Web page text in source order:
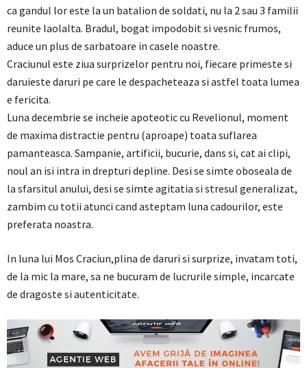
ca gandul lor este la un batalion de soldati, nu la 2 sau 3 familii
reunite laolalta. Bradul, bogat impodobit si vesnic frumos,
aduce un plus de sarbatoare in casele noastre.
Craciunul este ziua surprizelor pentru noi, fiecare primeste si
daruieste daruri pe care le despacheteaza si astfel toata lumea
e fericita.
Luna decembrie se incheie apoteotic cu Revelionul, moment
de maxima distractie pentru (aproape) toata suflarea
pamanteasca. Sampanie, artificii, bucurie, dans si, cat ai clipi,
noul an isi intra in drepturi depline. Desi se simte oboseala de
la sfarsitul anului, desi se simte agitatia si stresul generalizat,
zambim cu totii atunci cand asteptam luna cadourilor, este
preferata noastra.
In luna lui Mos Craciun,plina de daruri si surprize, invatam toti,
de la mic la mare, sa ne bucuram de lucrurile simple, incarcate
de dragoste si autenticitate.